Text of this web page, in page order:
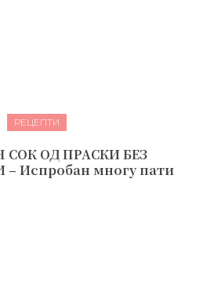
РЕЦЕПТИ
ОД ПРАСКИ БЕЗ
Испробан многу пати